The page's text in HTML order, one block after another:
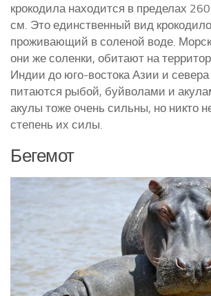
крокодила находится в пределах
см. Это единственный вид
проживающий в соленой воде.
они же соленки, обитают на
Индии до юго-востока Азии и
питаются рыбой, буйволами и
акулы тоже очень сильны, но никто
степень их силы.
Бегемот